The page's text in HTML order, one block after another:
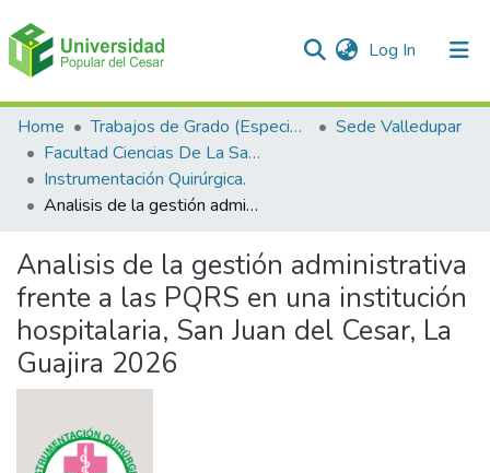
Log In (current)
Communities & Collections
All of DSpace
Statistics
Home Trabajos de Grado (Especializaciones y Pregrados)
Sede Valledupar
Facultad Ciencias De La Salud.
Instrumentación Quirúrgica.
Analisis de la gestión administrativa frente a las PQRS en una institución hospitalaria, San Juan del Cesar, La Guajira 2026
Analisis de la gestión administrativa
frente a las PQRS en una institución
hospitalaria, San Juan del Cesar, La
Guajira 2026